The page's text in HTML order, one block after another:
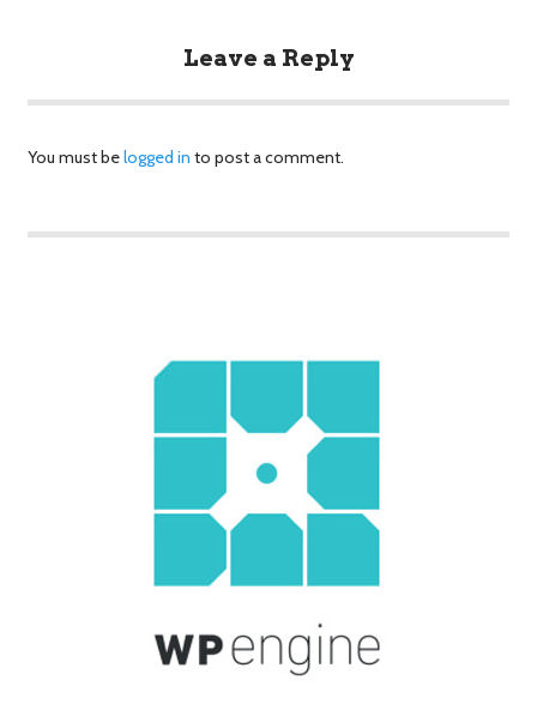
Leave a Reply
You must belogged in to post a comment.